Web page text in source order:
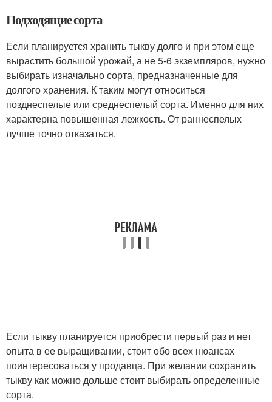
Подходящие сорта
Если планируется хранить тыкву долго и при этом еще
вырастить большой урожай, а не 5-6 экземпляров, нужно
выбирать изначально сорта, предназначенные для
долгого хранения. К таким могут относиться
позднеспелые или среднеспелый сорта. Именно для них
характерна повышенная лежкость. От раннеспелых
лучше точно отказаться.
Если тыкву планируется приобрести первый раз и нет
опыта в ее выращивании, стоит обо всех нюансах
поинтересоваться у продавца. При желании сохранить
тыкву как можно дольше стоит выбирать определенные
сорта.